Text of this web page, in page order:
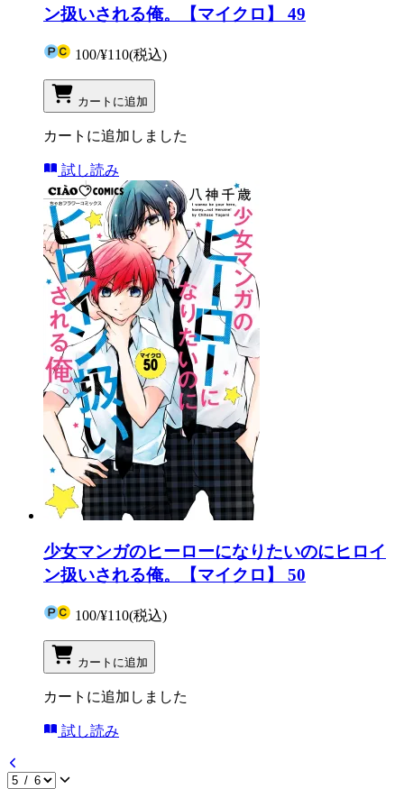
ン扱いされる俺。【マイクロ】 49
100/¥110(税込)
カートに追加
カートに追加しました
試し読み
少女マンガのヒーローになりたいのにヒロイ
ン扱いされる俺。【マイクロ】 50
100/¥110(税込)
カートに追加
カートに追加しました
試し読み